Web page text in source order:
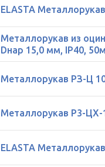
ELASTA
Металлорукав из
Dнар 15,0 мм, IP40, 50м
Металлорукав РЗ-Ц
Металлорукав Р3-ЦХ-
ELASTA